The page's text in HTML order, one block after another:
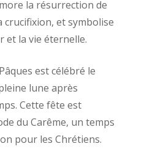
la résurrection de
crucifixion, et symbolise
et la vie éternelle.
est célébré le
lune après
Cette fête est
du Carême, un temps
pour les Chrétiens.